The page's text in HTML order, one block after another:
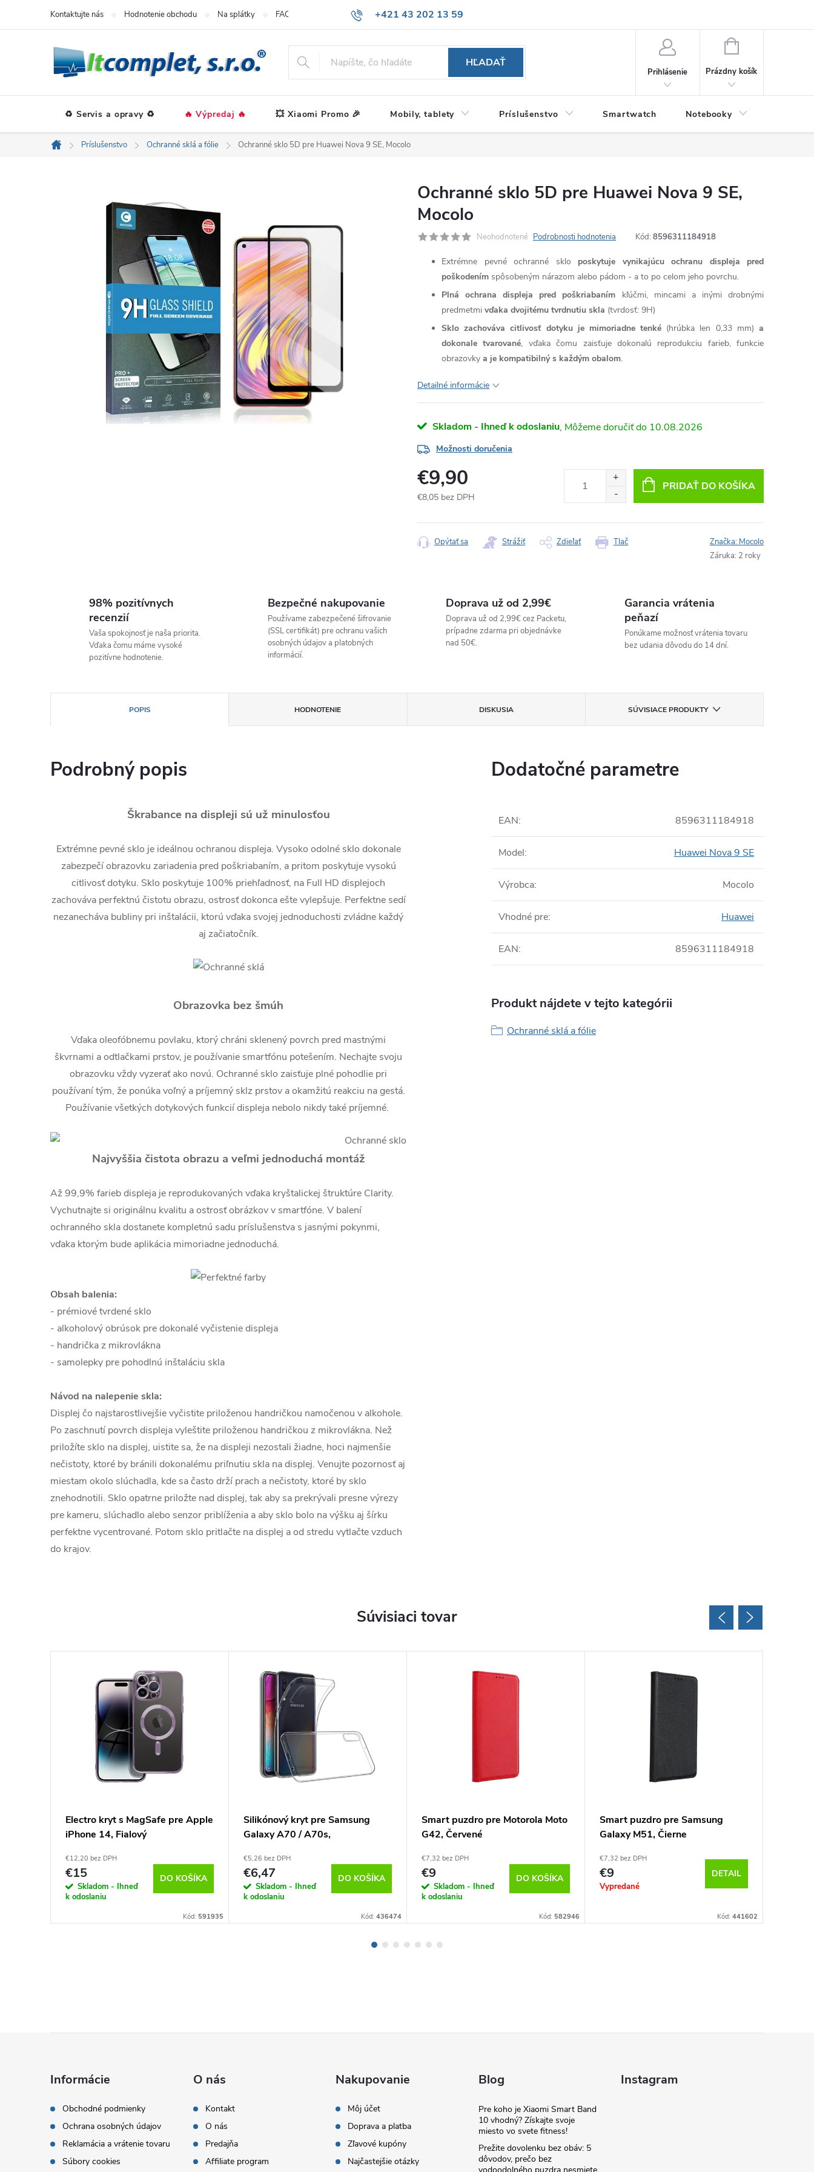
+421 43 202 13 59
Kontaktujte nás Hodnotenie obchodu Na splátky FAQ
HĽADAŤ
Prihlásenie
NÁKUPNÝ
Prázdny košík
♻️ Servis a opravy ♻️ 🔥 Výpredaj 🔥 💥 Xiaomi Promo 🎉 Mobily, tablety Príslušenstvo Smartwatch Notebooky
Domov
Príslušenstvo Ochranné sklá a fólie Ochranné sklo 5D pre Huawei Nova 9 SE, Mocolo
Ochranné sklo 5D pre Huawei Nova 9 SE,
Mocolo
Neohodnotené Podrobnosti hodnotenia Kód: 8596311184918
Extrémne pevné ochranné sklo poskytuje vynikajúcu ochranu displeja pred
poškodením spôsobeným nárazom alebo pádom - a to po celom jeho povrchu.
Plná ochrana displeja pred poškriabaním kľúčmi, mincami a inými drobnými
predmetmi vďaka dvojitému tvrdnutiu skla (tvrdosť: 9H)
Sklo zachováva citlivosť dotyku je mimoriadne tenké (hrúbka len 0,33 mm) a
dokonale tvarované, vďaka čomu zaisťuje dokonalú reprodukciu farieb, funkcie
obrazovky a je kompatibilný s každým obalom.
Detailné informácie
Skladom - Ihneď k odoslaniu 10.08.2026
Možnosti doručenia
€9,90
€8,05 bez DPH
cena:
PRIDAŤ DO KOŠÍKA
Tlač
Opýtať sa Strážiť Zdieľať Značka: Mocolo
Záruka: 2 roky
98% pozitívnych
recenzií
Vaša spokojnosť je naša priorita.
Vďaka čomu máme vysoké
pozitívne hodnotenie.
Bezpečné nakupovanie
Používame zabezpečené šifrovanie
(SSL certifikát) pre ochranu vašich
osobných údajov a platobných
informácií.
Doprava už od 2,99€
Doprava už od 2,99€ cez Packetu,
prípadne zdarma pri objednávke
nad 50€.
Garancia vrátenia
peňazí
Ponúkame možnosť vrátenia tovaru
bez udania dôvodu do 14 dní.
POPIS HODNOTENIE DISKUSIA SÚVISIACE PRODUKTY
Podrobný popis
Škrabance na displeji sú už minulosťou
Extrémne pevné sklo je ideálnou ochranou displeja. Vysoko odolné sklo dokonale
zabezpečí obrazovku zariadenia pred poškriabaním, a pritom poskytuje vysokú
citlivosť dotyku. Sklo poskytuje 100% priehľadnosť, na Full HD displejoch
zachováva perfektnú čistotu obrazu, ostrosť dokonca ešte vylepšuje. Perfektne sedí
nezanecháva bubliny pri inštalácii, ktorú vďaka svojej jednoduchosti zvládne každý
aj začiatočník.
Obrazovka bez šmúh
Vďaka oleofóbnemu povlaku, ktorý chráni sklenený povrch pred mastnými
škvrnami a odtlačkami prstov, je používanie smartfónu potešením. Nechajte svoju
obrazovku vždy vyzerať ako novú. Ochranné sklo zaisťuje plné pohodlie pri
používaní tým, že ponúka voľný a príjemný sklz prstov a okamžitú reakciu na gestá.
Používanie všetkých dotykových funkcií displeja nebolo nikdy také príjemné.
Najvyššia čistota obrazu a veľmi jednoduchá montáž
Až 99,9% farieb displeja je reprodukovaných vďaka kryštalickej štruktúre Clarity.
Vychutnajte si originálnu kvalitu a ostrosť obrázkov v smartfóne. V balení
ochranného skla dostanete kompletnú sadu príslušenstva s jasnými pokynmi,
vďaka ktorým bude aplikácia mimoriadne jednoduchá.
Obsah balenia:
- prémiové tvrdené sklo
- alkoholový obrúsok pre dokonalé vyčistenie displeja
- handrička z mikrovlákna
- samolepky pre pohodlnú inštaláciu skla
Návod na nalepenie skla:
Displej čo najstarostlivejšie vyčistite priloženou handričkou namočenou v alkohole.
Po zaschnutí povrch displeja vyleštite priloženou handričkou z mikrovlákna. Než
priložíte sklo na displej, uistite sa, že na displeji nezostali žiadne, hoci najmenšie
nečistoty, ktoré by bránili dokonalému priľnutiu skla na displej. Venujte pozornosť aj
miestam okolo slúchadla, kde sa často drží prach a nečistoty, ktoré by sklo
znehodnotili. Sklo opatrne priložte nad displej, tak aby sa prekrývali presne výrezy
pre kameru, slúchadlo alebo senzor priblíženia a aby sklo bolo na výšku aj šírku
perfektne vycentrované. Potom sklo pritlačte na displej a od stredu vytlačte vzduch
do krajov.
Dodatočné parametre
EAN: 8596311184918
Model: Huawei Nova 9 SE
Výrobca: Mocolo
Vhodné pre: Huawei
EAN: 8596311184918
Produkt nájdete v tejto kategórii
Ochranné sklá a fólie
Súvisiaci tovar
Electro kryt s MagSafe pre Apple
iPhone 14, Fialový
€12,20 bez DPH
€15
Skladom - Ihneď
k odoslaniu
DO KOŠÍKA
Kód: 591935
Silikónový kryt pre Samsung
Galaxy A70 / A70s,
€5,26 bez DPH
€6,47
Skladom - Ihneď
k odoslaniu
DO KOŠÍKA
Kód: 436474
Smart puzdro pre Motorola Moto
G42, Červené
€7,32 bez DPH
€9
Skladom - Ihneď
k odoslaniu
DO KOŠÍKA
Kód: 582946
Smart puzdro pre Samsung
Galaxy M51, Čierne
€7,32 bez DPH
€9
Vypredané
DETAIL
Kód: 441602
Informácie
Obchodné podmienky
Ochrana osobných údajov
Reklamácia a vrátenie tovaru
Súbory cookies
O nás
Kontakt
O nás
Predajňa
Affiliate program
Nakupovanie
Môj účet
Doprava a platba
Zľavové kupóny
Najčastejšie otázky
Blog
Pre koho je Xiaomi Smart Band
10 vhodný? Získajte svoje
miesto vo svete fitness!
Prežite dovolenku bez obáv: 5
dôvodov, prečo bez
Instagram